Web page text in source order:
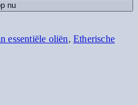
nu
essentiële oliën, Etherische